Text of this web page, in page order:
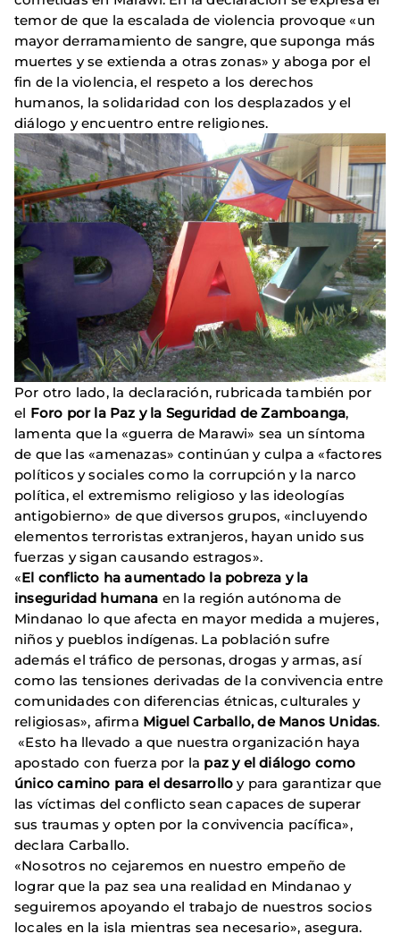
temor de que la escalada de violencia provoque «un
mayor derramamiento de sangre, que suponga más
muertes y se extienda a otras zonas» y aboga por el
fin de la violencia, el respeto a los derechos
humanos, la solidaridad con los desplazados y el
diálogo y encuentro entre religiones.
Por otro lado, la declaración, rubricada también por
el Foro por la Paz y la Seguridad de Zamboanga,
lamenta que la «guerra de Marawi» sea un síntoma
de que las «amenazas» continúan y culpa a «factores
políticos y sociales como la corrupción y la narco
política, el extremismo religioso y las ideologías
antigobierno» de que diversos grupos, «incluyendo
elementos terroristas extranjeros, hayan unido sus
fuerzas y sigan causando estragos».
«El conflicto ha aumentado la pobreza y la
inseguridad humana en la región autónoma de
Mindanao lo que afecta en mayor medida a mujeres,
niños y pueblos indígenas. La población sufre
además el tráfico de personas, drogas y armas, así
como las tensiones derivadas de la convivencia entre
comunidades con diferencias étnicas, culturales y
religiosas», afirma Miguel Carballo, de Manos Unidas.
«Esto ha llevado a que nuestra organización haya
apostado con fuerza por la paz y el diálogo como
único camino para el desarrollo y para garantizar que
las víctimas del conflicto sean capaces de superar
sus traumas y opten por la convivencia pacífica»,
declara Carballo.
«Nosotros no cejaremos en nuestro empeño de
lograr que la paz sea una realidad en Mindanao y
seguiremos apoyando el trabajo de nuestros socios
locales en la isla mientras sea necesario», asegura.